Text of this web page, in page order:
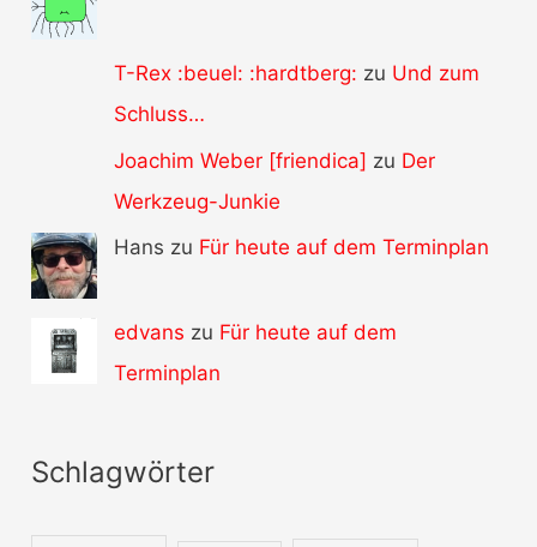
T-Rex :beuel: :hardtberg: zu Und zum
Schluss…
Joachim Weber [friendica] zu Der
Werkzeug-Junkie
Hans zu Für heute auf dem Terminplan
edvans zu Für heute auf dem
Terminplan
Schlagwörter